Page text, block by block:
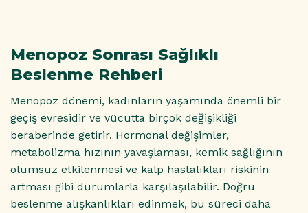
Menopoz Sonrası Sağlıklı
Beslenme Rehberi
Menopoz dönemi, kadınların yaşamında önemli bir
geçiş evresidir ve vücutta birçok değişikliği
beraberinde getirir. Hormonal değişimler,
metabolizma hızının yavaşlaması, kemik sağlığının
olumsuz etkilenmesi ve kalp hastalıkları riskinin
artması gibi durumlarla karşılaşılabilir. Doğru
beslenme alışkanlıkları edinmek, bu süreci daha